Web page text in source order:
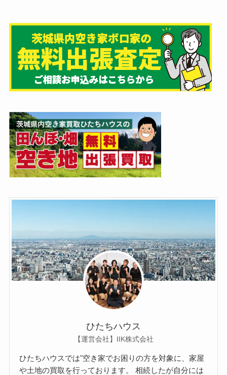
ひたちハウス
【運営会社】IIK株式会社
ひたちハウスでは"空き家でお困りの方を対象に、家屋
や土地の買取を行っております。 相続したが自分には